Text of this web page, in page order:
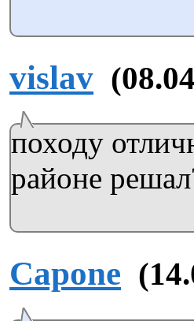
vislav
походу
районе
Capone